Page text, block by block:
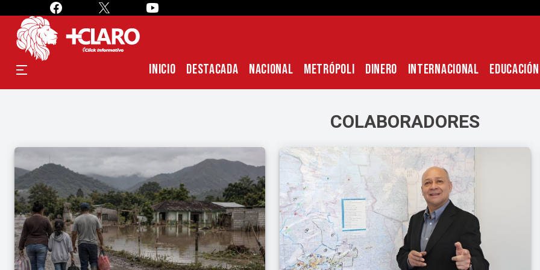
INICIO DESTACADA NACIONAL METRÓPOLI DINERO INTERNACIONAL EDUCACIÓN
COLABORADORES